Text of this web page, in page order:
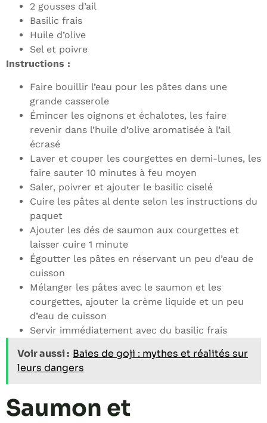
2 gousses d’ail
Basilic frais
Huile d’olive
Sel et poivre
Instructions :
Faire bouillir l’eau pour les pâtes dans une
grande casserole
Émincer les oignons et échalotes, les faire
revenir dans l’huile d’olive aromatisée à l’ail
écrasé
Laver et couper les courgettes en demi-lunes, les
faire sauter 10 minutes à feu moyen
Saler, poivrer et ajouter le basilic ciselé
Cuire les pâtes al dente selon les instructions du
paquet
Ajouter les dés de saumon aux courgettes et
laisser cuire 1 minute
Égoutter les pâtes en réservant un peu d’eau de
cuisson
Mélanger les pâtes avec le saumon et les
courgettes, ajouter la crème liquide et un peu
d’eau de cuisson
Servir immédiatement avec du basilic frais
Voir aussi : Baies de goji : mythes et réalités sur
leurs dangers
Saumon et